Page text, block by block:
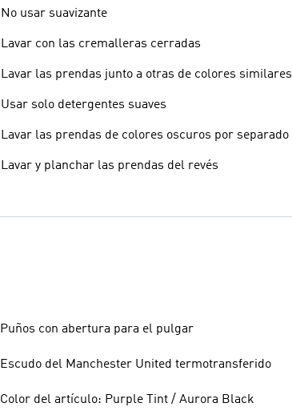
No usar suavizante
Lavar con las cremalleras cerradas
Lavar las prendas junto a otras de colores similares
Usar solo detergentes suaves
Lavar las prendas de colores oscuros por separado
Lavar y planchar las prendas del revés
Puños con abertura para el pulgar
Escudo del Manchester United termotransferido
Color del artículo: Purple Tint / Aurora Black